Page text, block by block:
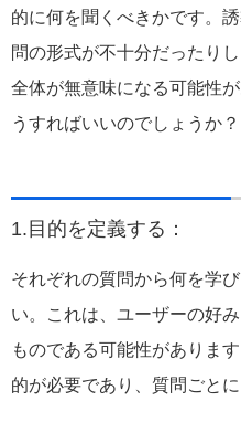
的に何を聞くべきかです。
問の形式が不十分だったり
全体が無意味になる可能性
うすればいいのでしょうか？
1.目的を定義する：
それぞれの質問から何を学
い。これは、ユーザーの好
ものである可能性がありま
的が必要であり、質問ごと